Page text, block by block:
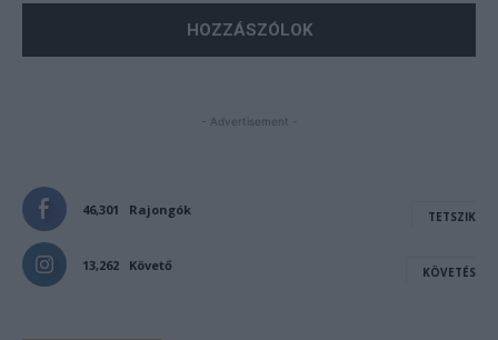
- Advertisement -
46,301 Rajongók TETSZIK
13,262 Követő KÖVETÉS